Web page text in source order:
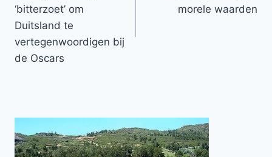
‘bitterzoet’ om
Duitsland te
vertegenwoordigen bij
de Oscars
morele waarden